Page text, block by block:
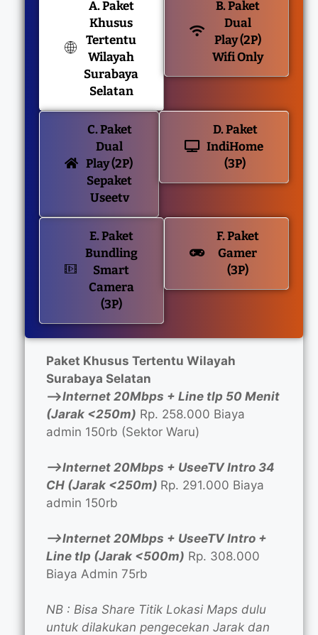
A. Paket
Khusus
Tertentu
Wilayah
Surabaya
Selatan
B. Paket
Dual
Play (2P)
Wifi Only
C. Paket
Dual
Play (2P)
Sepaket
Useetv
D. Paket
IndiHome
(3P)
E. Paket
Bundling
Smart
Camera
(3P)
F. Paket
Gamer
(3P)
Paket Khusus Tertentu Wilayah
Surabaya Selatan
—>Internet 20Mbps + Line tlp 50 Menit
(Jarak <250m) Rp. 258.000 Biaya
admin 150rb (Sektor Waru)
—>Internet 20Mbps + UseeTV Intro 34
CH (Jarak <250m) Rp. 291.000 Biaya
admin 150rb
—>Internet 20Mbps + UseeTV Intro +
Line tlp (Jarak <500m) Rp. 308.000
Biaya Admin 75rb
NB : Bisa Share Titik Lokasi Maps dulu
untuk dilakukan pengecekan Jarak dan